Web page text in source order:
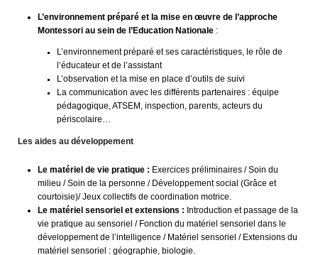
L’environnement préparé et la mise en œuvre de l’approche
Montessori au sein de l’Education Nationale:
L’environnement préparé et ses caractéristiques, le rôle de
l’éducateur et de l’assistant
L’observation et la mise en place d’outils de suivi
La communication avec les différents partenaires : équipe
pédagogique, ATSEM, inspection, parents, acteurs du
périscolaire…
Les aides au développement
Le matériel de vie pratique : Exercices préliminaires / Soin du
milieu / Soin de la personne / Développement social (Grâce et
courtoisie)/ Jeux collectifs de coordination motrice.
Le matériel sensoriel et extensions : Introduction et passage de la
vie pratique au sensoriel / Fonction du matériel sensoriel dans le
développement de l’intelligence / Matériel sensoriel / Extensions du
matériel sensoriel : géographie, biologie.